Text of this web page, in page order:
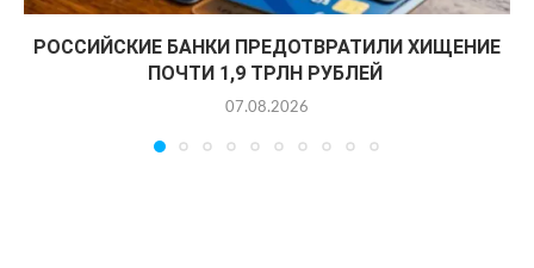
РОССИЙСКИЕ БАНКИ ПРЕДОТВРАТИЛИ ХИЩЕНИЕ
ПОЧТИ 1,9 ТРЛН РУБЛЕЙ
07.08.2026